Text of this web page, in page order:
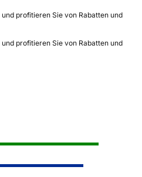
profitieren Sie von Rabatten und
profitieren Sie von Rabatten und